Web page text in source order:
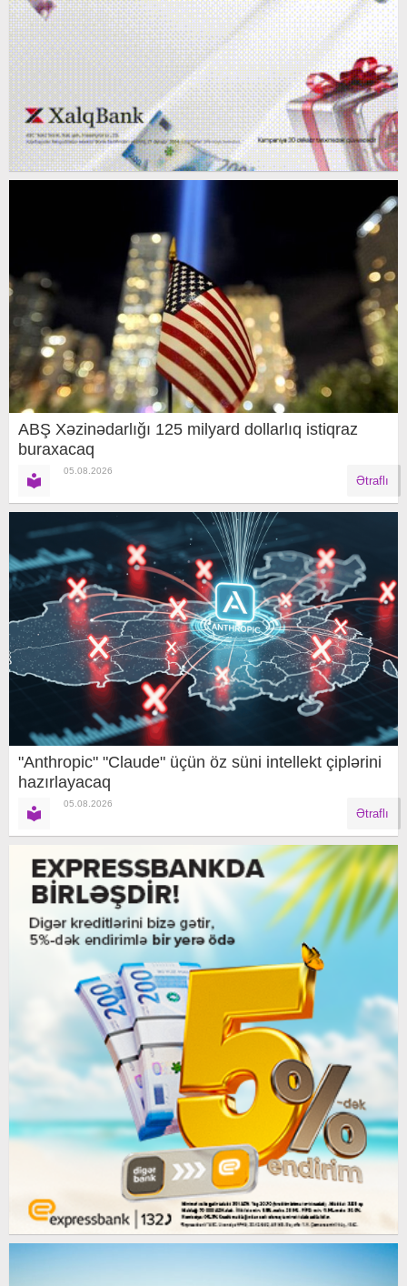
ABŞ Xəzinədarlığı 125 milyard dollarlıq istiqraz
buraxacaq
05.08.2026
Ətraflı
"Anthropic" "Claude" üçün öz süni intellekt çiplərini
hazırlayacaq
05.08.2026
Ətraflı